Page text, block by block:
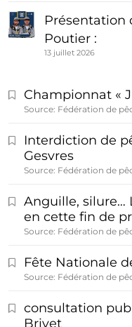
Présentation
Poutier :
13 juillet 2026
Championnat «
Source: Fédération de
Interdiction de
Gesvres
Source: Fédération de
Anguille, silure…
en cette fin de
Source: Fédération de
Fête Nationale
Source: Fédération de
consultation
Brivet